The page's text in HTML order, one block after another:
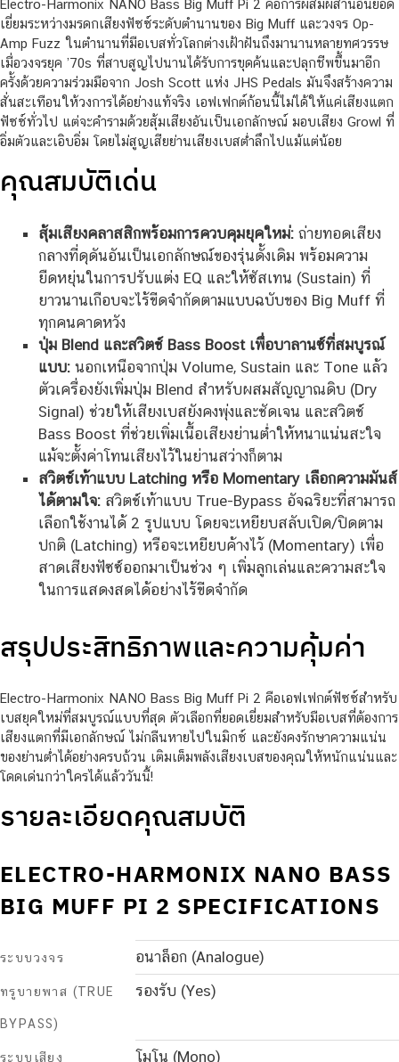
Electro-Harmonix NANO Bass Big Muff Pi 2 คือการผสมผสานอันยอด
เยี่ยมระหว่างมรดกเสียงฟัซซ์ระดับตำนานของ Big Muff และวงจร Op-
Amp Fuzz ในตำนานที่มือเบสทั่วโลกต่างเฝ้าฝันถึงมานานหลายทศวรรษ
เมื่อวงจรยุค ’70s ที่สาบสูญไปนานได้รับการขุดค้นและปลุกชีพขึ้นมาอีก
ครั้งด้วยความร่วมมือจาก Josh Scott แห่ง JHS Pedals มันจึงสร้างความ
สั่นสะเทือนให้วงการได้อย่างแท้จริง เอฟเฟกต์ก้อนนี้ไม่ได้ให้แค่เสียงแตก
ฟัซซ์ทั่วไป แต่จะคำรามด้วยสุ้มเสียงอันเป็นเอกลักษณ์ มอบเสียง Growl ที่
อิ่มตัวและเอิบอิ่ม โดยไม่สูญเสียย่านเสียงเบสต่ำลึกไปแม้แต่น้อย
คุณสมบัติเด่น
สุ้มเสียงคลาสสิกพร้อมการควบคุมยุคใหม่:ถ่ายทอดเสียง
กลางที่ดุดันอันเป็นเอกลักษณ์ของรุ่นดั้งเดิม พร้อมความ
ยืดหยุ่นในการปรับแต่ง EQ และให้ซัสเทน (Sustain) ที่
ยาวนานเกือบจะไร้ขีดจำกัดตามแบบฉบับของ Big Muff ที่
ทุกคนคาดหวัง
ปุ่ม Blend และสวิตช์ Bass Boost เพื่อบาลานซ์ที่สมบูรณ์
แบบ:นอกเหนือจากปุ่ม Volume, Sustain และ Tone แล้ว
ตัวเครื่องยังเพิ่มปุ่ม Blend สำหรับผสมสัญญาณดิบ (Dry
Signal) ช่วยให้เสียงเบสยังคงพุ่งและชัดเจน และสวิตช์
Bass Boost ที่ช่วยเพิ่มเนื้อเสียงย่านต่ำให้หนาแน่นสะใจ
แม้จะตั้งค่าโทนเสียงไว้ในย่านสว่างก็ตาม
สวิตช์เท้าแบบ Latching หรือ Momentary เลือกความมันส์
ได้ตามใจ:สวิตช์เท้าแบบ True-Bypass อัจฉริยะที่สามารถ
เลือกใช้งานได้ 2 รูปแบบ โดยจะเหยียบสลับเปิด/ปิดตาม
ปกติ (Latching) หรือจะเหยียบค้างไว้ (Momentary) เพื่อ
สาดเสียงฟัซซ์ออกมาเป็นช่วง ๆ เพิ่มลูกเล่นและความสะใจ
ในการแสดงสดได้อย่างไร้ขีดจำกัด
สรุปประสิทธิภาพและความคุ้มค่า
Electro-Harmonix NANO Bass Big Muff Pi 2 คือเอฟเฟกต์ฟัซซ์สำหรับ
เบสยุคใหม่ที่สมบูรณ์แบบที่สุด ตัวเลือกที่ยอดเยี่ยมสำหรับมือเบสที่ต้องการ
เสียงแตกที่มีเอกลักษณ์ ไม่กลืนหายไปในมิกซ์ และยังคงรักษาความแน่น
ของย่านต่ำได้อย่างครบถ้วน เติมเต็มพลังเสียงเบสของคุณให้หนักแน่นและ
โดดเด่นกว่าใครได้แล้ววันนี้!
รายละเอียดคุณสมบัติ
ELECTRO-HARMONIX NANO BASS
BIG MUFF PI 2 SPECIFICATIONS
ระบบวงจร อนาล็อก (Analogue)
ทรูบายพาส (TRUE
BYPASS)
รองรับ (Yes)
ระบบเสียง โมโน (Mono)